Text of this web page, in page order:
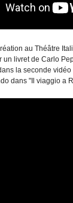
au Théâtre
un livret de Carlo
la seconde
dans "Il viaggio a